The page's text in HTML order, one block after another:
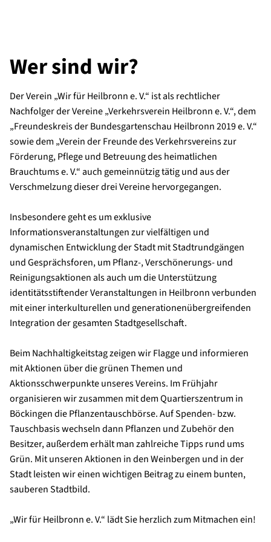
Wer sind wir?
Der Verein „Wir für Heilbronn e. V.“ ist als rechtlicher
Nachfolger der Vereine „Verkehrsverein Heilbronn e. V.“, dem
„Freundeskreis der Bundesgartenschau Heilbronn 2019 e. V.“
sowie dem „Verein der Freunde des Verkehrsvereins zur
Förderung, Pflege und Betreuung des heimatlichen
Brauchtums e. V.“ auch gemeinnützig tätig und aus der
Verschmelzung dieser drei Vereine hervorgegangen.
Insbesondere geht es um exklusive
Informationsveranstaltungen zur vielfältigen und
dynamischen Entwicklung der Stadt mit Stadtrundgängen
und Gesprächsforen, um Pflanz-, Verschönerungs- und
Reinigungsaktionen als auch um die Unterstützung
identitätsstiftender Veranstaltungen in Heilbronn verbunden
mit einer interkulturellen und generationenübergreifenden
Integration der gesamten Stadtgesellschaft.
Beim Nachhaltigkeitstag zeigen wir Flagge und informieren
mit Aktionen über die grünen Themen und
Aktionsschwerpunkte unseres Vereins. Im Frühjahr
organisieren wir zusammen mit dem Quartierszentrum in
Böckingen die Pflanzentauschbörse. Auf Spenden- bzw.
Tauschbasis wechseln dann Pflanzen und Zubehör den
Besitzer, außerdem erhält man zahlreiche Tipps rund ums
Grün. Mit unseren Aktionen in den Weinbergen und in der
Stadt leisten wir einen wichtigen Beitrag zu einem bunten,
sauberen Stadtbild.
„Wir für Heilbronn e. V.“ lädt Sie herzlich zum Mitmachen ein!